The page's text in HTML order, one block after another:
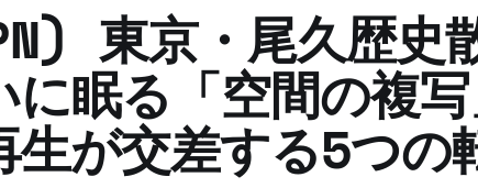
東京・尾久歴史
に眠る「空間の複
生が交差する5つの